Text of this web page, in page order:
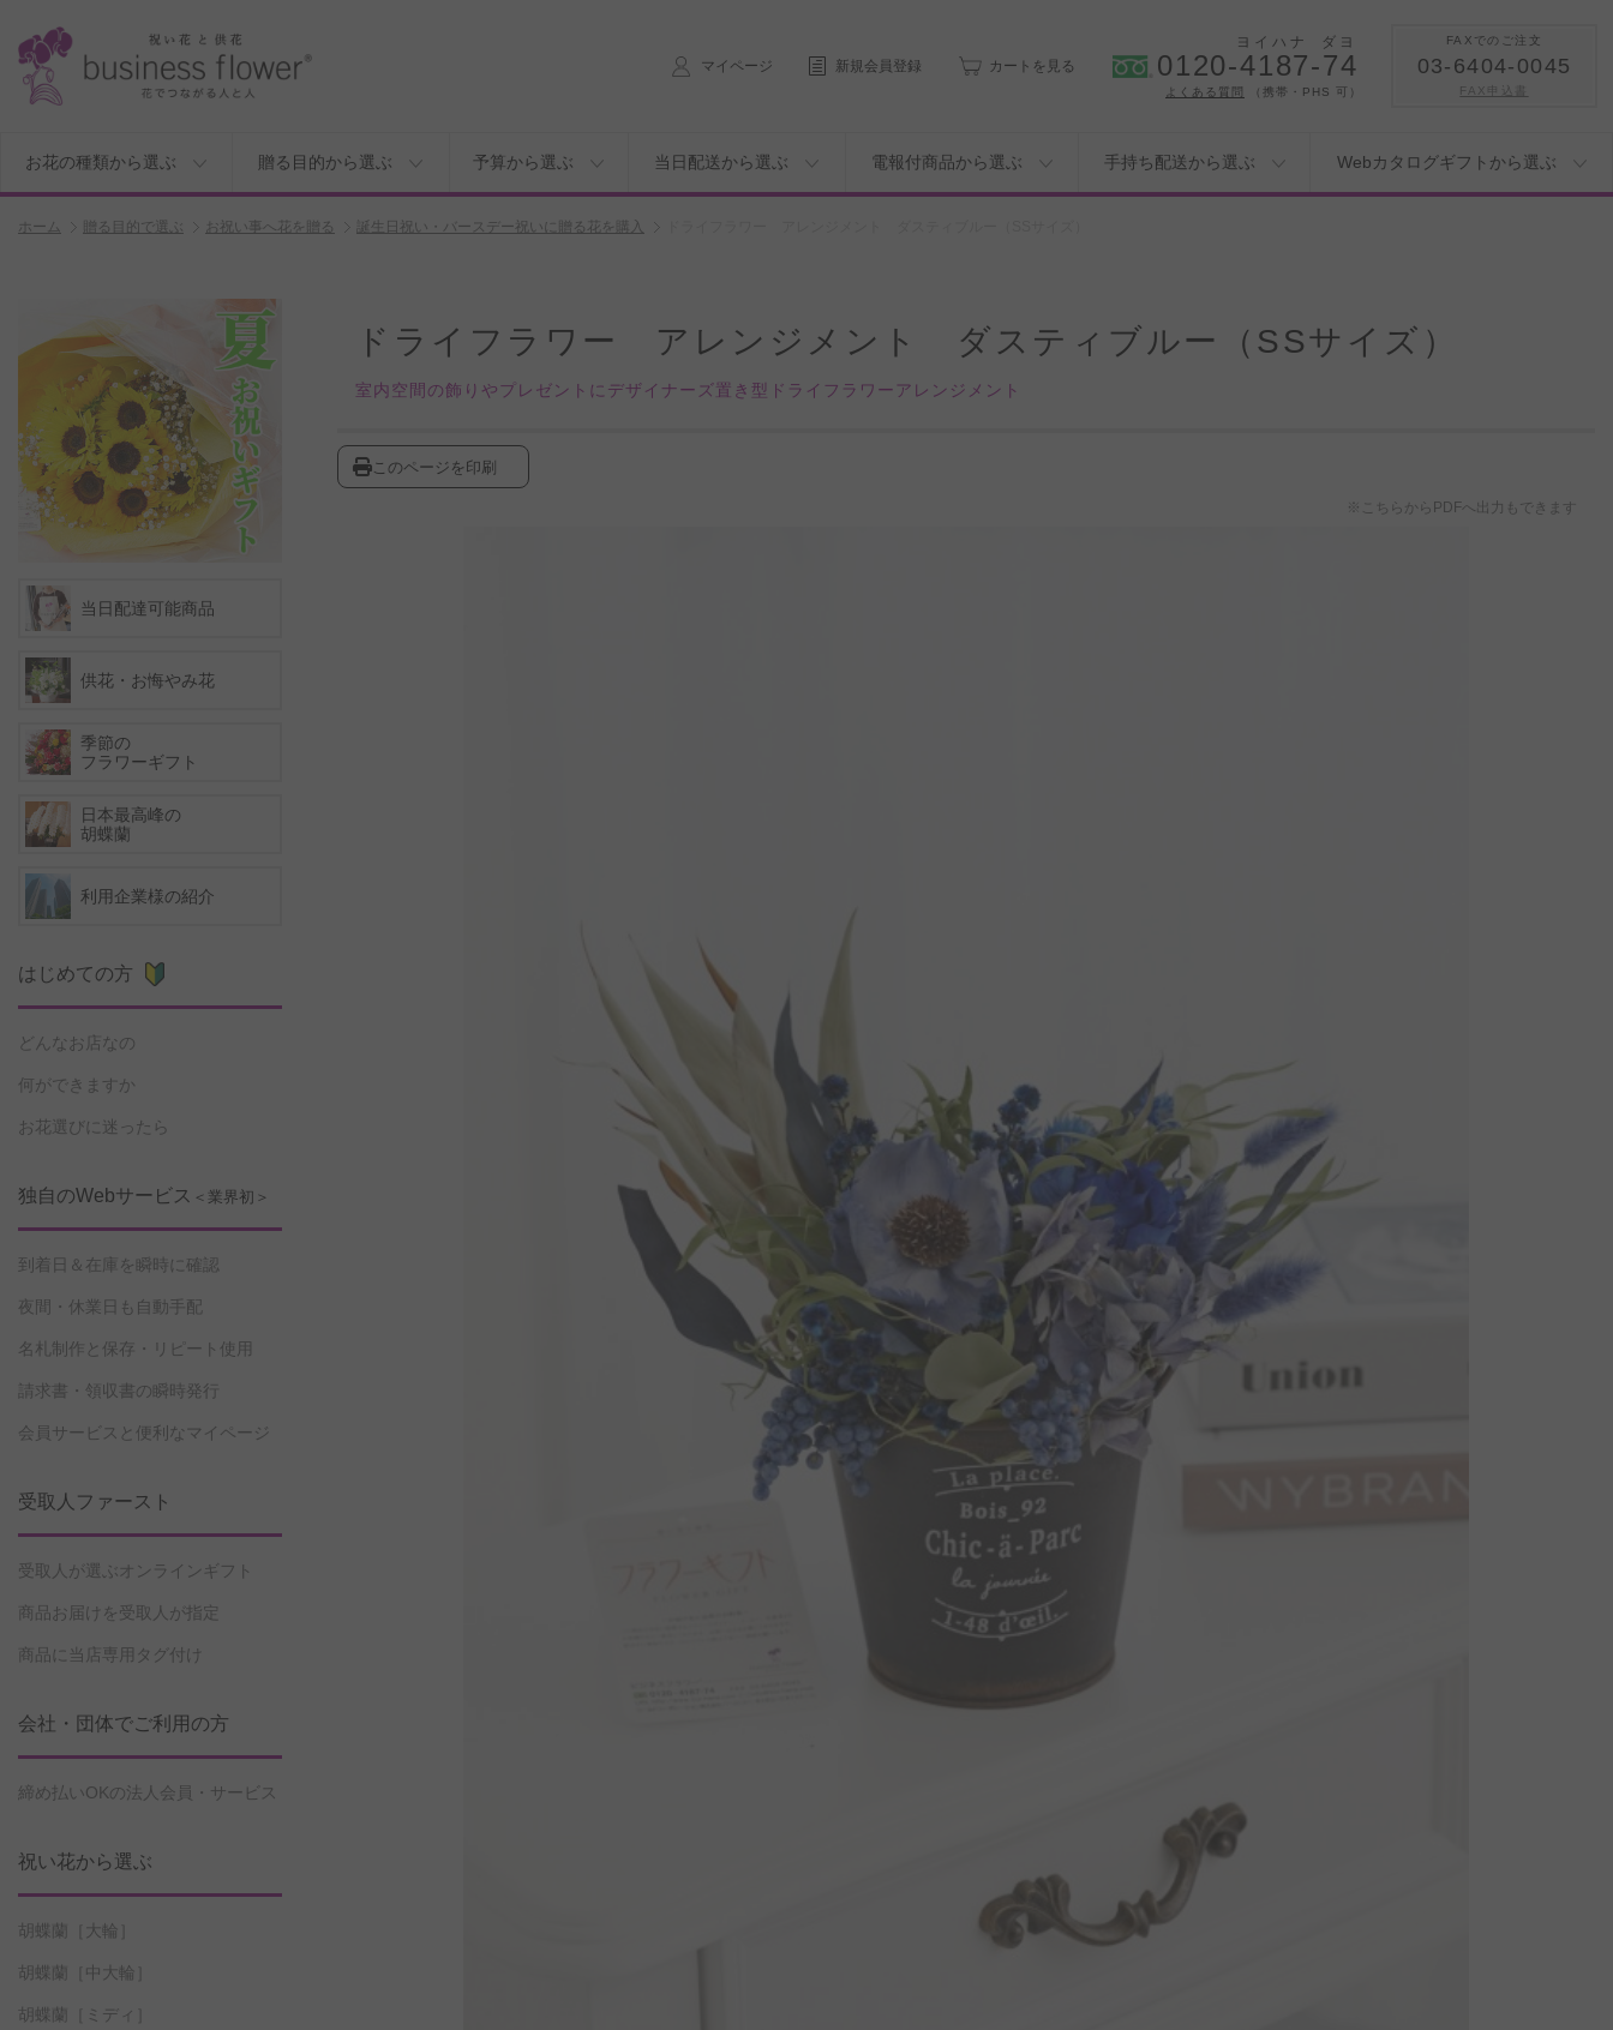
マイページ 新規会員登録 カートを見る
ヨイハナ ダヨ
0120-4187-74
よくある質問 （携帯・PHS 可）
FAXでのご注文
03-6404-0045
FAX申込書
お花の種類から選ぶ 贈る目的から選ぶ 予算から選ぶ 当日配送から選ぶ 電報付商品から選ぶ 手持ち配送から選ぶ Webカタログギフトから選ぶ
ホーム 贈る目的で選ぶ お祝い事へ花を贈る 誕生日祝い・バースデー祝いに贈る花を購入
ドライフラワー アレンジメント ダスティブルー（SSサイズ）
室内空間の飾りやプレゼントにデザイナーズ置き型ドライフラワーアレンジメント
このページを印刷
※こちらからPDFへ出力もできます
当日配達可能商品
供花・お悔やみ花
季節の
フラワーギフト
日本最高峰の
胡蝶蘭
利用企業様の紹介
はじめての方
どんなお店なの
何ができますか
お花選びに迷ったら
独自のWebサービス ＜業界初＞
到着日＆在庫を瞬時に確認
夜間・休業日も自動手配
名札制作と保存・リピート使用
請求書・領収書の瞬時発行
会員サービスと便利なマイページ
受取人ファースト
受取人が選ぶオンラインギフト
商品お届けを受取人が指定
商品に当店専用タグ付け
会社・団体でご利用の方
締め払いOKの法人会員・サービス
祝い花から選ぶ
胡蝶蘭［大輪］
胡蝶蘭［中大輪］
胡蝶蘭［ミディ］